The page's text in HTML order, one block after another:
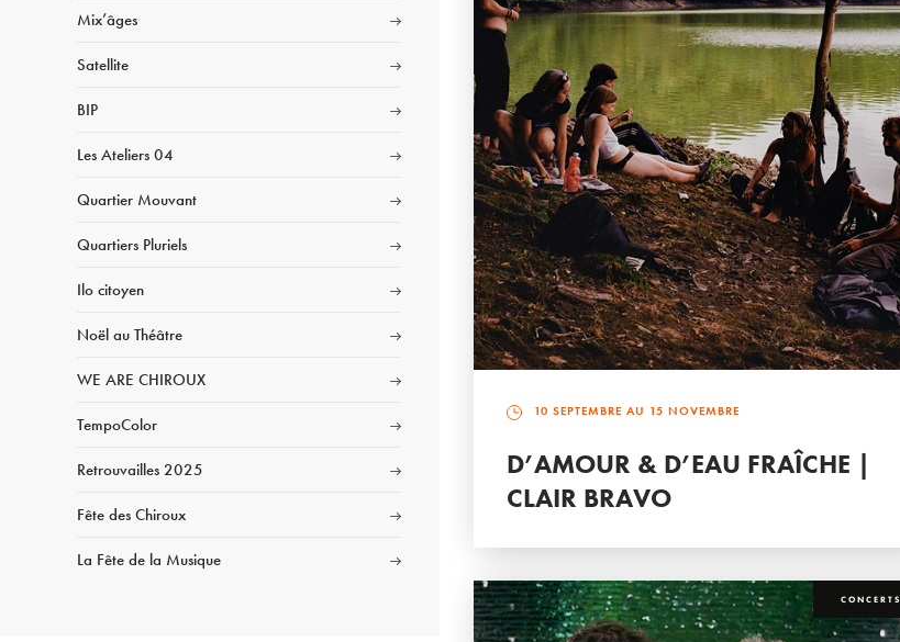
Mix’âges
Satellite
BIP
Les Ateliers 04
Quartier Mouvant
Quartiers Pluriels
Ilo citoyen
Noël au Théâtre
WE ARE CHIROUX
TempoColor
Retrouvailles 2025
Fête des Chiroux
La Fête de la Musique
10 SEPTEMBRE AU 15 NOVEMBRE
D’AMOUR & D’EAU FRAÎCHE |
CLAIR BRAVO
CONCERTS